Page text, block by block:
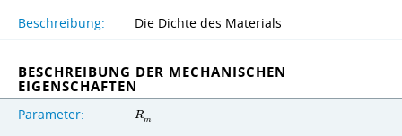
Beschreibung: Die Dichte des Materials
BESCHREIBUNG DER MECHANISCHEN
EIGENSCHAFTEN
Parameter: Rm